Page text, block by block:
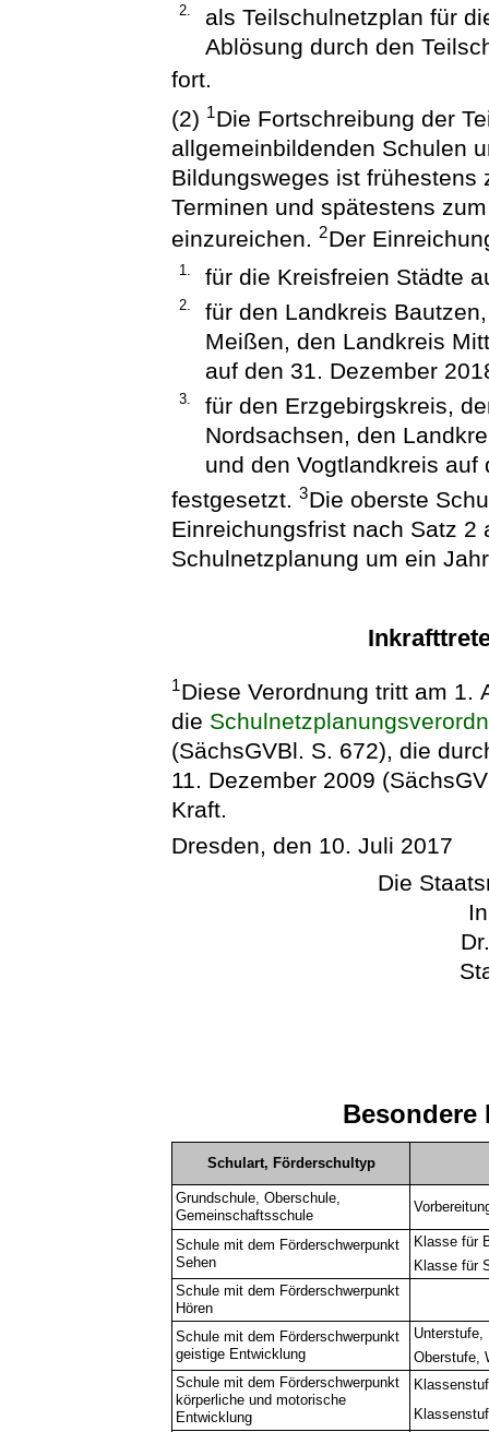
2.
als Teilschulnetzplan für
Ablösung durch den
fort.
(2) 1Die Fortschreibung der
allgemeinbildenden Schulen
Bildungsweges ist
Terminen und spätestens
einzureichen.2Der
1. für die Kreisfreien Städte
2.
für den Landkreis
Meißen, den Landkreis
auf den 31. Dezember
3.
für den Erzgebirgskreis,
Nordsachsen, den
und den Vogtlandkreis
festgesetzt.3Die oberste
Einreichungsfrist nach Satz 2
Schulnetzplanung um ein
1Diese Verordnung tritt am 1.
die
(SächsGVBl. S. 672), die
11. Dezember 2009
Kraft.
Dresden, den 10. Juli 2017
Die
Besondere
Schulart, Förderschultyp
Grundschule, Oberschule,
Gemeinschaftsschule
Schule mit dem Förderschwerpunkt
Sehen
Klasse für
Klasse für
Schule mit dem Förderschwerpunkt
Hören
Schule mit dem Förderschwerpunkt
geistige Entwicklung
Oberstufe,
Schule mit dem Förderschwerpunkt
körperliche und motorische
Entwicklung